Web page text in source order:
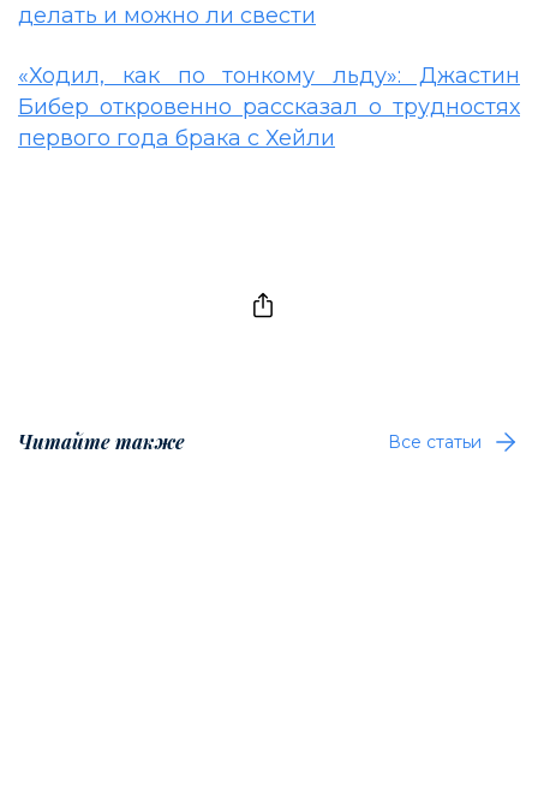
делать и можно ли свести
«Ходил, как по тонкому льду»: Джастин
Бибер откровенно рассказал о трудностях
первого года брака с Хейли
Читайте также Все статьи